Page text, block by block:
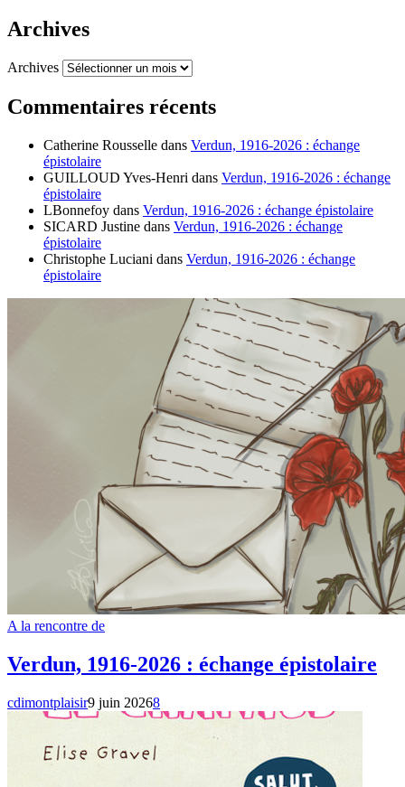
Archives
Archives
Commentaires récents
Catherine Rousselle dans Verdun, 1916-2026 : échange
épistolaire
GUILLOUD Yves-Henri dans Verdun, 1916-2026 : échange
épistolaire
LBonnefoy dans Verdun, 1916-2026 : échange épistolaire
SICARD Justine dans Verdun, 1916-2026 : échange
épistolaire
Christophe Luciani dans Verdun, 1916-2026 : échange
épistolaire
A la rencontre de
Verdun, 1916-2026 : échange épistolaire
cdimontplaisir9 juin 20268